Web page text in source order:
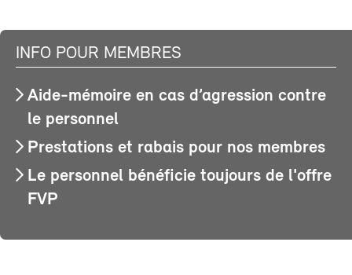
INFO POUR MEMBRES
Aide-mémoire en cas d’agression contre
le personnel
Prestations et rabais pour nos membres
Le personnel bénéficie toujours de l'offre
FVP